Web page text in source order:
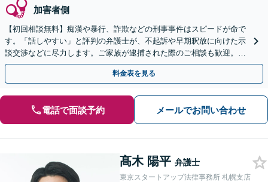
加害者側
【初回相談無料】痴漢や暴行、詐欺などの刑事事件はスピードが命で
す。「話しやすい」と評判の弁護士が、不起訴や早期釈放に向けた示
談交渉などに尽力します。ご家族が逮捕された際のご相談も歓迎。Ｗ
ＥＢ面談可。一人で悩まずまずはご相談ください。
料金表を見る
電話で面談予約 メールでお問い合わせ
髙木 陽平 弁護士
東京スタートアップ法律事務所 札幌支店